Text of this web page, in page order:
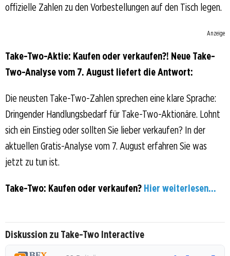
offizielle Zahlen zu den Vorbestellungen auf den Tisch legen.
Anzeige
Take-Two-Aktie: Kaufen oder verkaufen?! Neue Take-
Two-Analyse vom 7. August liefert die Antwort:
Die neusten Take-Two-Zahlen sprechen eine klare Sprache:
Dringender Handlungsbedarf für Take-Two-Aktionäre. Lohnt
sich ein Einstieg oder sollten Sie lieber verkaufen? In der
aktuellen Gratis-Analyse vom 7. August erfahren Sie was
jetzt zu tun ist.
Take-Two: Kaufen oder verkaufen? Hier weiterlesen...
Diskussion zu Take-Two Interactive